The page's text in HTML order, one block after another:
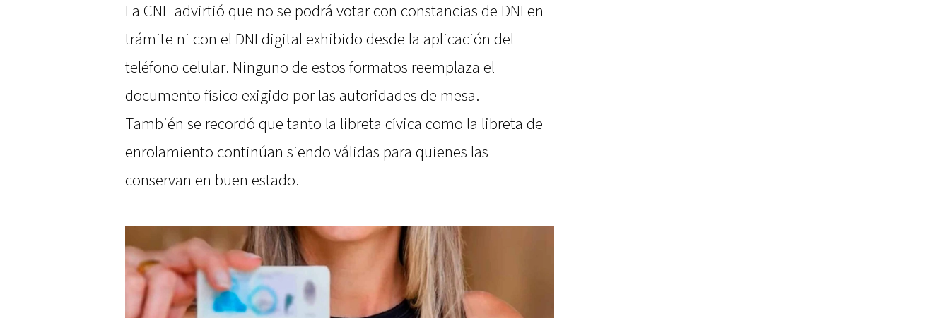
La CNE advirtió que no se podrá votar con constancias de DNI en
trámite ni con el DNI digital exhibido desde la aplicación del
teléfono celular. Ninguno de estos formatos reemplaza el
documento físico exigido por las autoridades de mesa.
También se recordó que tanto la libreta cívica como la libreta de
enrolamiento continúan siendo válidas para quienes las
conservan en buen estado.